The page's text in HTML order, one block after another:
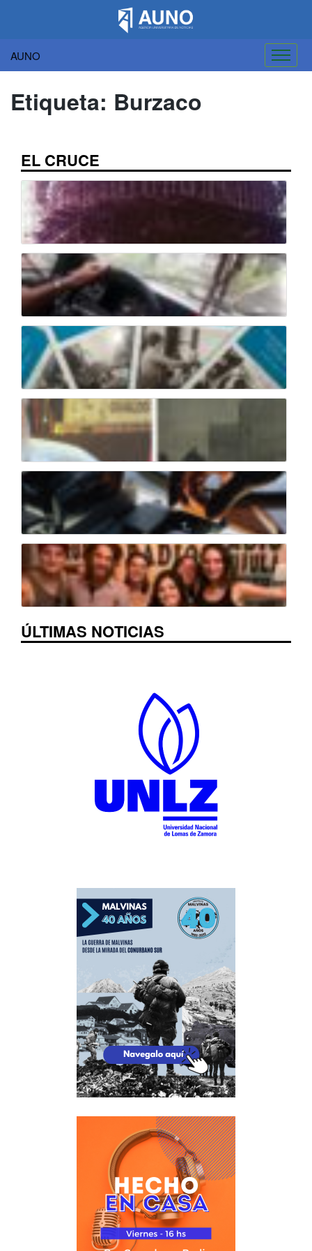
AUNO
contenido
Etiqueta: Burzaco
EL CRUCE
ÚLTIMAS NOTICIAS